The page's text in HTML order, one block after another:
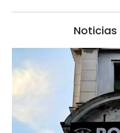
Noticias